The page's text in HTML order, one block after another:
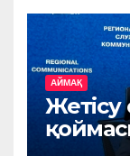
АЙМАҚ
Жетісу